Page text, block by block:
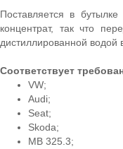
Поставляется в
концентрат, так что
дистиллированной
Соответствует
VW;
Audi;
Seat;
Ѕkoda;
MB 325.3;